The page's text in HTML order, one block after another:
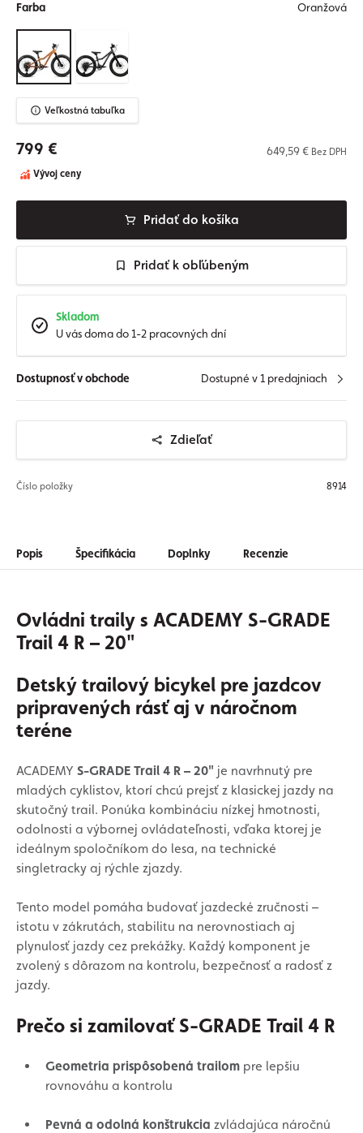
Farba Oranžová
Veľkostná tabuľka
799 € 649,59 € Bez DPH
Vývoj ceny
Pridať do košíka
Pridať k obľúbeným
Skladom
U vás doma do 1-2 pracovných dní
Dostupnosť v obchode Dostupné v 1 predajniach
Zdieľať
Číslo položky 8914
Popis Špecifikácia Doplnky Recenzie
Ovládni traily s ACADEMY S-GRADE
Trail 4 R – 20"
Detský trailový bicykel pre jazdcov
pripravených rásť aj v náročnom
teréne
ACADEMY S-GRADE Trail 4 R – 20" je navrhnutý pre
mladých cyklistov, ktorí chcú prejsť z klasickej jazdy na
skutočný trail. Ponúka kombináciu nízkej hmotnosti,
odolnosti a výbornej ovládateľnosti, vďaka ktorej je
ideálnym spoločníkom do lesa, na technické
singletracky aj rýchle zjazdy.
Tento model pomáha budovať jazdecké zručnosti –
istotu v zákrutách, stabilitu na nerovnostiach aj
plynulosť jazdy cez prekážky. Každý komponent je
zvolený s dôrazom na kontrolu, bezpečnosť a radosť z
jazdy.
Prečo si zamilovať S-GRADE Trail 4 R
Geometria prispôsobená trailom pre lepšiu
rovnováhu a kontrolu
Pevná a odolná konštrukcia zvládajúca náročnú